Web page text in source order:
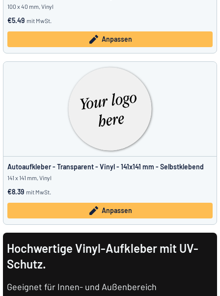
100 x 40 mm, Vinyl
€5.49 mit MwSt.
Anpassen
Autoaufkleber - Transparent - Vinyl - 141x141 mm - Selbstklebend
141 x 141 mm, Vinyl
€8.39 mit MwSt.
Anpassen
Hochwertige Vinyl-Aufkleber mit UV-
Schutz.
Geeignet für Innen- und Außenbereich